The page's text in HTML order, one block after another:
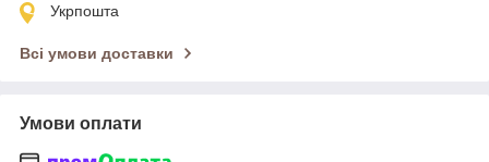
Укрпошта
Всі умови доставки
Умови оплати